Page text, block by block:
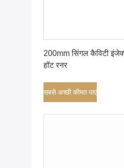
200mm सिंगल कैविटी
हॉट रनर
सबसे अच्छी कीमत पाएं